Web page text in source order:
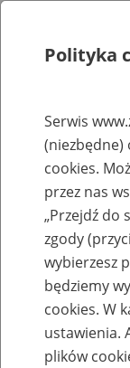
Rejestry, ewidencje i
Baza
Nazwa zakładu
Polityka
Serwis
(niezbędne)
cookies.
przez nas
„Przejdź do
zgody
wybierzesz
będziemy
cookies. W
ustawienia.
plików